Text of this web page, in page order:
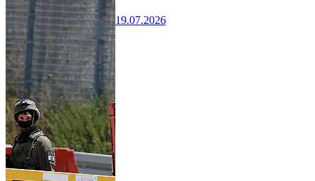
19.07.2026